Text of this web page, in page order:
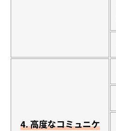
4. 高度なコミュニケ